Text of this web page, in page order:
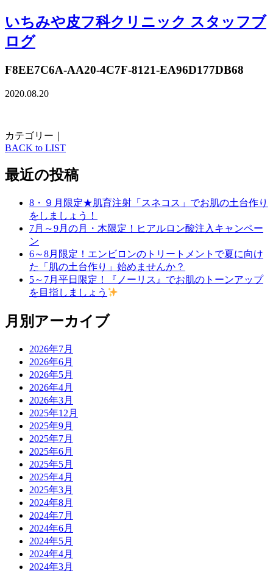
いちみや皮フ科クリニック スタッフブ
ログ
F8EE7C6A-AA20-4C7F-8121-EA96D177DB68
2020.08.20
カテゴリー｜
BACK to LIST
最近の投稿
8・９月限定★肌育注射「スネコス」でお肌の土台作り
をしましょう！
7月～9月の月・木限定！ヒアルロン酸注入キャンペー
ン
6～8月限定！エンビロンのトリートメントで夏に向け
た「肌の土台作り」始めませんか？
5～7月平日限定！『ノーリス』でお肌のトーンアップ
を目指しましょう
月別アーカイブ
2026年7月
2026年6月
2026年5月
2026年4月
2026年3月
2025年12月
2025年9月
2025年7月
2025年6月
2025年5月
2025年4月
2025年3月
2024年8月
2024年7月
2024年6月
2024年5月
2024年4月
2024年3月